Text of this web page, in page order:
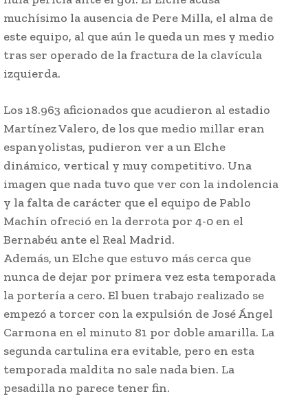
muchísimo la ausencia de Pere Milla, el alma de
este equipo, al que aún le queda un mes y medio
tras ser operado de la fractura de la clavícula
izquierda.
Los 18.963 aficionados que acudieron al estadio
Martínez Valero, de los que medio millar eran
espanyolistas, pudieron ver a un Elche
dinámico, vertical y muy competitivo. Una
imagen que nada tuvo que ver con la indolencia
y la falta de carácter que el equipo de Pablo
Machín ofreció en la derrota por 4-0 en el
Bernabéu ante el Real Madrid.
Además, un Elche que estuvo más cerca que
nunca de dejar por primera vez esta temporada
la portería a cero. El buen trabajo realizado se
empezó a torcer con la expulsión de José Ángel
Carmona en el minuto 81 por doble amarilla. La
segunda cartulina era evitable, pero en esta
temporada maldita no sale nada bien. La
pesadilla no parece tener fin.